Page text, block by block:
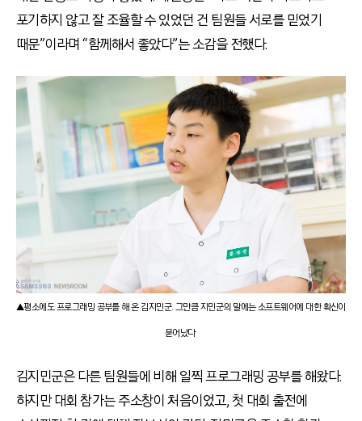
포기하지 않고 잘 조율할 수 있었던 건 팀원들 서로를 믿었기
때문”이라며 “함께해서 좋았다”는 소감을 전했다.
▲평소에도 프로그래밍 공부를 해 온 김지민군. 그만큼 지민군의 말에는 소프트웨어에 대한 확신이
묻어났다
김지민군은 다른 팀원들에 비해 일찍 프로그래밍 공부를 해왔다.
하지만 대회 참가는 주소창이 처음이었고, 첫 대회 출전에